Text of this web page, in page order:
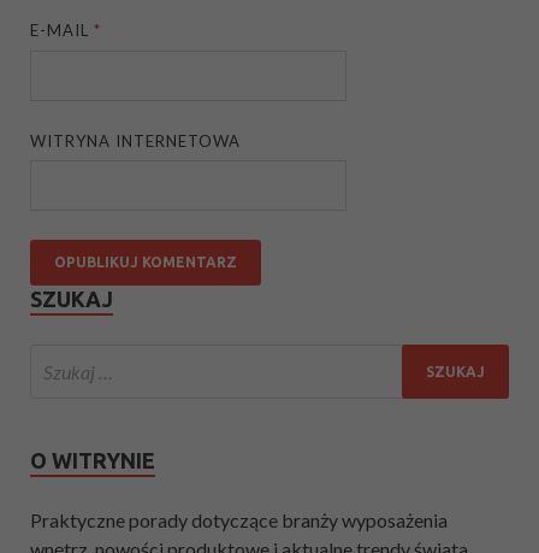
E-MAIL*
WITRYNA INTERNETOWA
SZUKAJ
O WITRYNIE
Praktyczne porady dotyczące branży wyposażenia